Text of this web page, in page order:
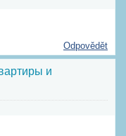
Odpovědět
и